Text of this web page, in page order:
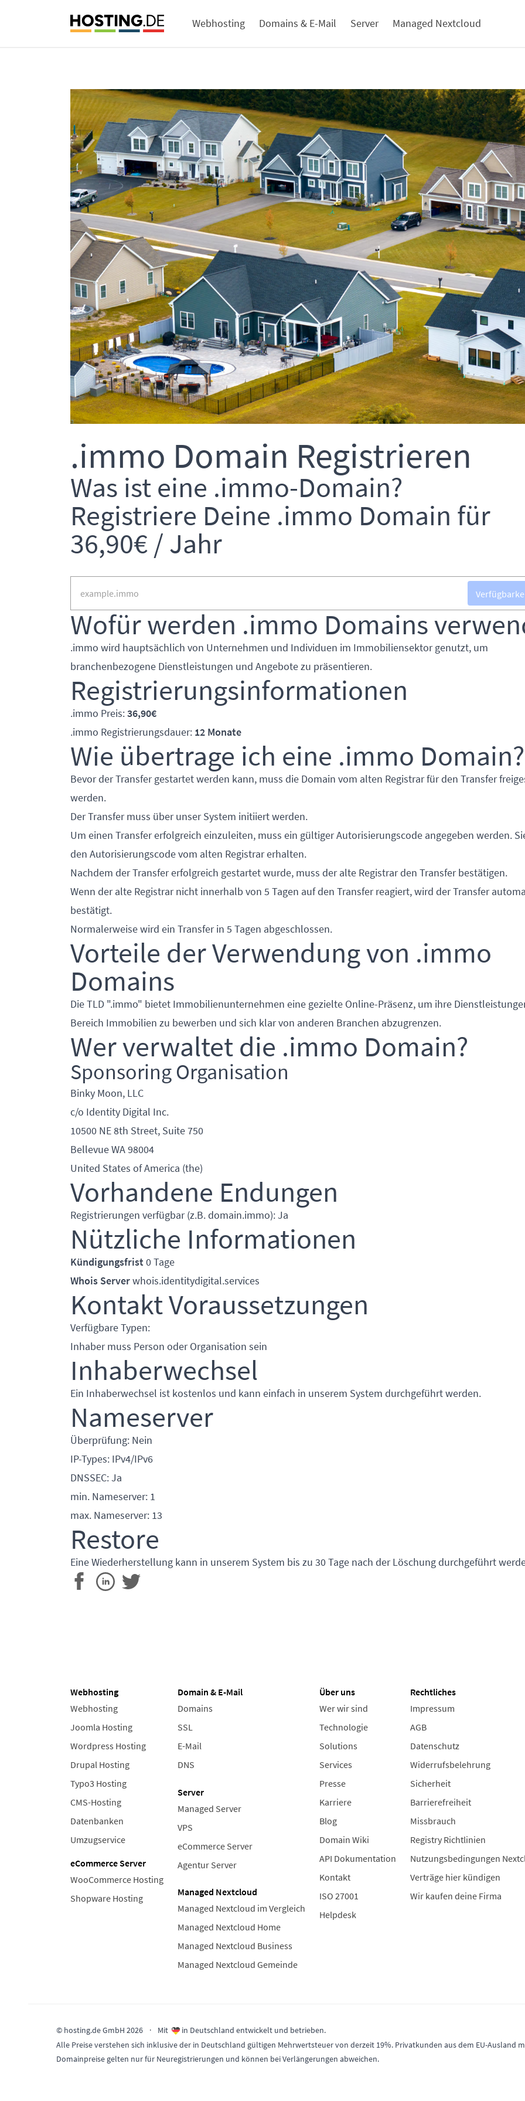
Webhosting Domains & E-Mail Server Managed Nextcloud
.immo Domain Registrieren
Was ist eine .immo-Domain?
Registriere Deine .immo Domain für
36,90€ / Jahr
Wofür werden .immo Domains
.immo wird hauptsächlich von Unternehmen und Individuen im Immobiliensektor genutzt, um
branchenbezogene Dienstleistungen und Angebote zu präsentieren.
Registrierungsinformationen
.immo Preis:36,90€
.immo Registrierungsdauer: 12 Monate
Wie übertrage ich eine .immo Domain?
Bevor der Transfer gestartet werden kann, muss die Domain vom alten Registrar für den Transfer
werden.
Der Transfer muss über unser System initiiert werden.
Um einen Transfer erfolgreich einzuleiten, muss ein gültiger Autorisierungscode angegeben werden.
den Autorisierungscode vom alten Registrar erhalten.
Nachdem der Transfer erfolgreich gestartet wurde, muss der alte Registrar den Transfer bestätigen.
Wenn der alte Registrar nicht innerhalb von 5 Tagen auf den Transfer reagiert, wird der Transfer
bestätigt.
Normalerweise wird ein Transfer in 5 Tagen abgeschlossen.
Vorteile der Verwendung von .immo
Domains
Die TLD ".immo" bietet Immobilienunternehmen eine gezielte Online-Präsenz, um ihre
Bereich Immobilien zu bewerben und sich klar von anderen Branchen abzugrenzen.
Wer verwaltet die .immo Domain?
Sponsoring Organisation
Binky Moon, LLC
c/o Identity Digital Inc.
10500 NE 8th Street, Suite 750
Bellevue WA 98004
United States of America (the)
Vorhandene Endungen
Registrierungen verfügbar (z.B. domain.immo): Ja
Nützliche Informationen
Kündigungsfrist 0 Tage
Whois Serverwhois.identitydigital.services
Kontakt Voraussetzungen
Verfügbare Typen:
Inhaber muss Person oder Organisation sein
Inhaberwechsel
Ein Inhaberwechsel ist kostenlos und kann einfach in unserem System durchgeführt werden.
Nameserver
Überprüfung: Nein
IP-Types: IPv4/IPv6
DNSSEC: Ja
min. Nameserver: 1
max. Nameserver: 13
Restore
Eine Wiederherstellung kann in unserem System bis zu 30 Tage nach der Löschung durchgeführt
Webhosting
Webhosting
Joomla Hosting
Wordpress Hosting
Drupal Hosting
Typo3 Hosting
CMS-Hosting
Datenbanken
Umzugservice
eCommerce Server
WooCommerce Hosting
Shopware Hosting
Domain & E-Mail
Domains
SSL
E-Mail
DNS
Server
Managed Server
VPS
eCommerce Server
Agentur Server
Managed Nextcloud
Managed Nextcloud im Vergleich
Managed Nextcloud Home
Managed Nextcloud Business
Managed Nextcloud Gemeinde
Über uns
Wer wir sind
Technologie
Solutions
Services
Presse
Karriere
Blog
Domain Wiki
API Dokumentation
Kontakt
ISO 27001
Helpdesk
Rechtliches
Impressum
AGB
Datenschutz
Widerrufsbelehrung
Sicherheit
Barrierefreiheit
Missbrauch
Registry Richtlinien
Nutzungsbedingungen
Verträge hier kündigen
Wir kaufen deine Firma
© hosting.de GmbH 2026 · Mit
in Deutschland entwickelt und betrieben.
Alle Preise verstehen sich inklusive der in Deutschland gültigen Mehrwertsteuer von derzeit 19%. Privatkunden aus dem EU-Ausland
Domainpreise gelten nur für Neuregistrierungen und können bei Verlängerungen abweichen.